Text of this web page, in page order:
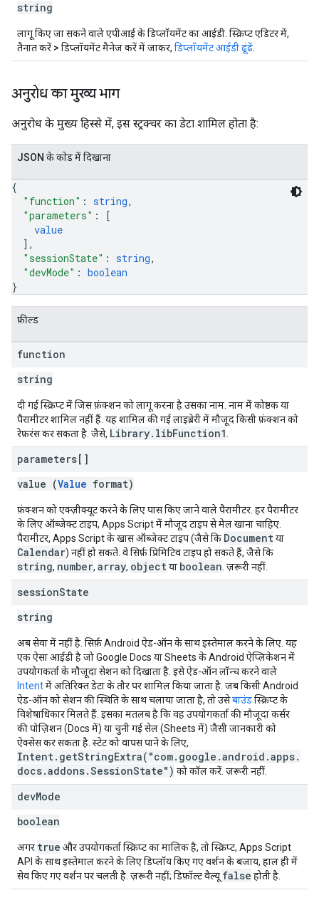
string
लागू किए जा सकने वाले एपीआई के डिप्लॉयमेंट का आईडी. स्क्रिप्ट एडिटर में,
तैनात करें > डिप्लॉयमेंट मैनेज करेंमें जाकर, डिप्लॉयमेंट आईडी ढूंढें
अनुरोध का मुख्य भाग
अनुरोध के मुख्य हिस्से में, इस स्ट्रक्चर का डेटा शामिल होता है:
JSON के काेड में दिखाना
{
"function" : string,
"parameters" :
[
value
] ,
"sessionState" : string,
"devMode" : boolean
}
फ़ील्ड
function
string
दी गई स्क्रिप्ट में जिस फ़ंक्शन को लागू करना है उसका नाम. नाम में कोष्ठक या
पैरामीटर शामिल नहीं हैं. यह शामिल की गई लाइब्रेरी में मौजूद किसी फ़ंक्शन को
रेफ़रंस कर सकता है. जैसे, Library.libFunction1
parameters[]
value (Value format)
फ़ंक्शन को एक्ज़ीक्यूट करने के लिए पास किए जाने वाले पैरामीटर. हर पैरामीटर
के लिए ऑब्जेक्ट टाइप, Apps Script में मौजूद टाइप से मेल खाना चाहिए.
पैरामीटर, Apps Script के खास ऑब्जेक्ट टाइप (जैसे कि Documentया
Calendar) नहीं हो सकते. वे सिर्फ़ प्रिमिटिव टाइप हो सकते हैं, जैसे कि
string, number, array, objectया boolean . ज़रूरी नहीं.
sessionState
string
अब सेवा में नहीं है . सिर्फ़ Android ऐड-ऑन के साथ इस्तेमाल करने के लिए. यह
एक ऐसा आईडी है जो Google Docs या Sheets के Android ऐप्लिकेशन में
उपयोगकर्ता के मौजूदा सेशन को दिखाता है. इसे ऐड-ऑन लॉन्च करने वाले
Intentमें अतिरिक्त डेटा के तौर पर शामिल किया जाता है. जब किसी Android
ऐड-ऑन को सेशन की स्थिति के साथ चलाया जाता है, तो उसेबाउंडस्क्रिप्ट के
विशेषाधिकार मिलते हैं. इसका मतलब है कि वह उपयोगकर्ता की मौजूदा कर्सर
की पोज़िशन (Docs में) या चुनी गई सेल (Sheets में) जैसी जानकारी को
ऐक्सेस कर सकता है. स्टेट को वापस पाने के लिए,
Intent.getStringExtra("com.google.android.apps.
docs.addons.SessionState") को कॉल करें. ज़रूरी नहीं.
devMode
boolean
अगर true और उपयोगकर्ता स्क्रिप्ट का मालिक है, तो स्क्रिप्ट, Apps Script
API के साथ इस्तेमाल करने के लिए डिप्लॉय किए गए वर्शन के बजाय, हाल ही में
सेव किए गए वर्शन पर चलती है. ज़रूरी नहीं; डिफ़ॉल्ट वैल्यू false होती है.